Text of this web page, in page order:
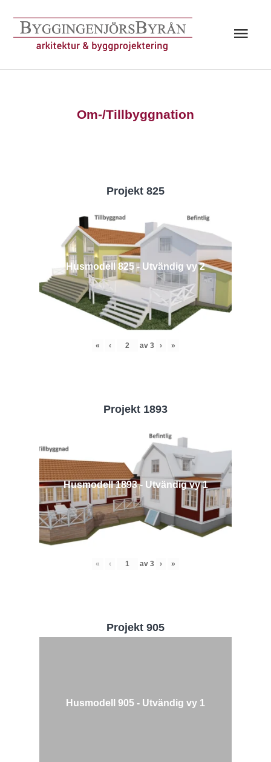
innehåll
Om-/Tillbyggnation
Projekt 825
Husmodell 825 - Utvändig vy 2
« ‹ av 3 › »
Projekt 1893
Husmodell 1893 - Utvändig vy 1
« ‹ av 3 › »
Projekt 905
Husmodell 905 - Utvändig vy 1